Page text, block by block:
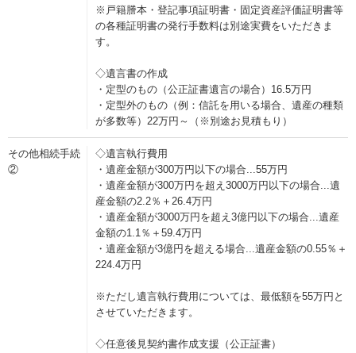
※戸籍謄本・登記事項証明書・固定資産評価証明書等
の各種証明書の発行手数料は別途実費をいただきま
す。
◇遺言書の作成
・定型のもの（公正証書遺言の場合）16.5万円
・定型外のもの（例：信託を用いる場合、遺産の種類
が多数等）22万円～（※別途お見積もり）
その他相続手続
②
◇遺言執行費用
・遺産金額が300万円以下の場合...55万円
・遺産金額が300万円を超え3000万円以下の場合...遺
産金額の2.2％＋26.4万円
・遺産金額が3000万円を超え3億円以下の場合...遺産
金額の1.1％＋59.4万円
・遺産金額が3億円を超える場合...遺産金額の0.55％＋
224.4万円
※ただし遺言執行費用については、最低額を55万円と
させていただきます。
◇任意後見契約書作成支援（公正証書）